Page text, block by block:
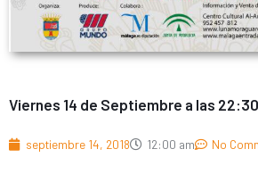
Viernes 14 de Septiembre a las
septiembre 14, 2018 12:00 am No